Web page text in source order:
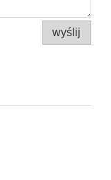
wyślij